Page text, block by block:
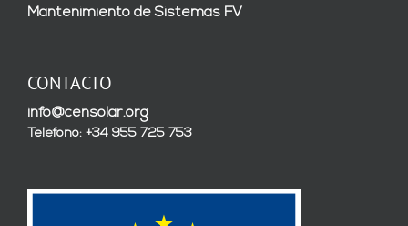
Mantenimiento de Sistemas FV
CONTACTO
info@censolar.org
Teléfono: +34 955 725 753